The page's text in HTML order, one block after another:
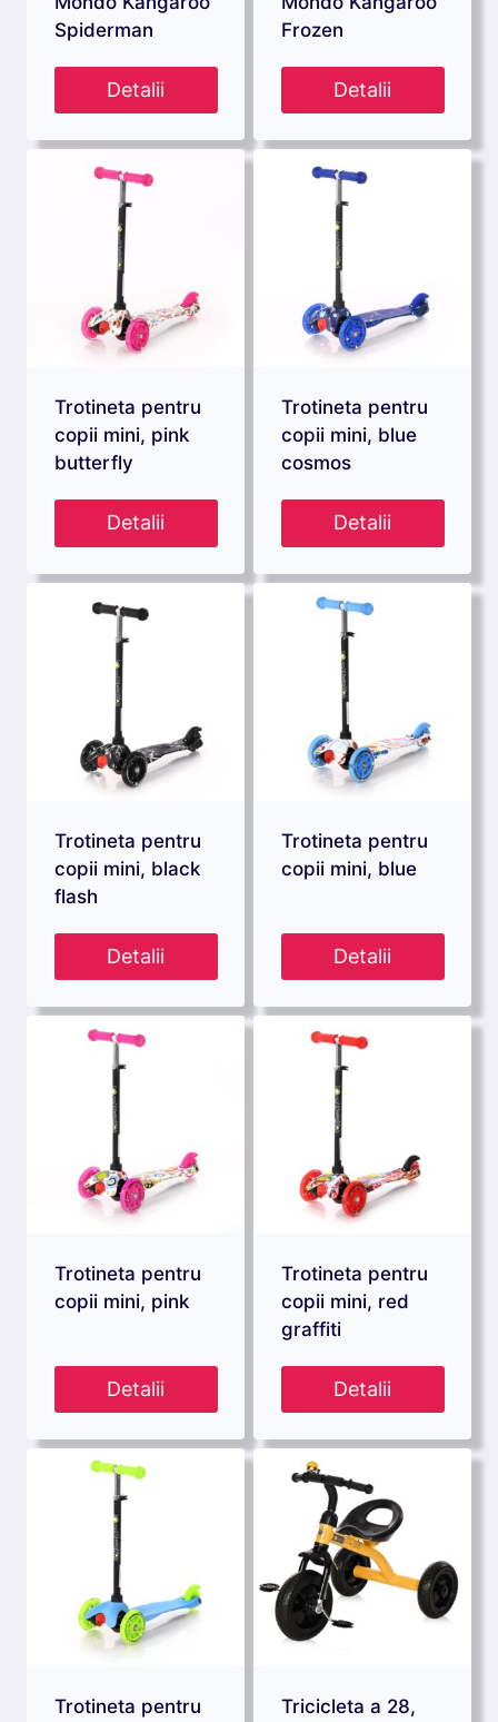
Spiderman
Detalii
Frozen
Detalii
Trotineta pentru
copii mini, pink
butterfly
Detalii
Trotineta pentru
copii mini, blue
cosmos
Detalii
Trotineta pentru
copii mini, black
flash
Detalii
Trotineta pentru
copii mini, blue
Detalii
Trotineta pentru
copii mini, pink
Detalii
Trotineta pentru
copii mini, red
graffiti
Detalii
Trotineta pentru
Tricicleta a 28,